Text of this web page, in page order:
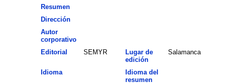
Resumen
Dirección
Autor
corporativo
Editorial SEMYR
Lugar de
edición
Salamanca
Idioma
Idioma del
resumen